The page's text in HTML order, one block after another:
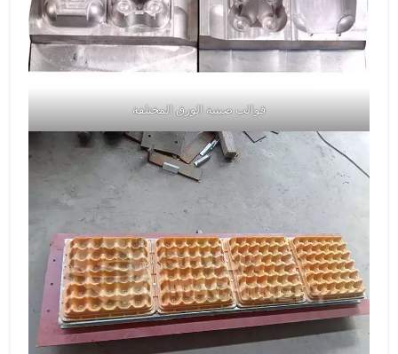
قوالب صينية الورق المختلفة